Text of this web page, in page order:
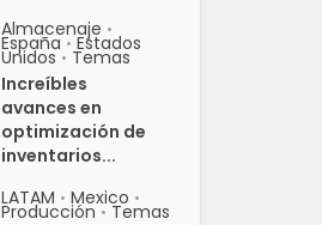
Almacenaje •
España • Estados
Unidos • Temas
Increíbles
avances en
optimización de
inventarios...
LATAM • Mexico •
Producción • Temas